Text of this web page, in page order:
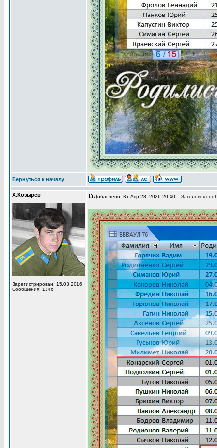
Вернуться к началу
А.Козырев
Зарегистрирован: 15.03.2016
Сообщения: 1346
Добавлено: Вт Апр 28, 2026 20:40 Заголовок